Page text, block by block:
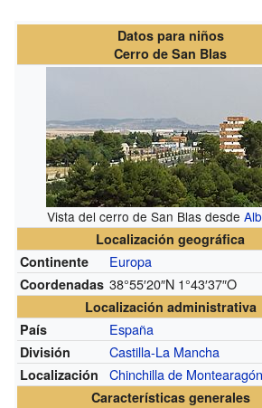
Datos para niños
Cerro de San Blas
Vista del cerro de San Blas desde
Localización geográfica
Continente
Europa
Coordenadas 38°55′20″N 1°43′37″O
Localización administrativa
País
España
División Castilla-La Mancha
Localización Chinchilla de Montearagón
Características generales